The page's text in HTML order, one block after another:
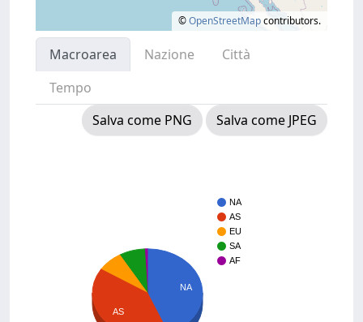
©OpenStreetMapcontributors.
Macroarea Nazione
Città
Tempo
Salva come PNG
Salva come JPEG
NA
AS
EU
SA
AF
NA
AS